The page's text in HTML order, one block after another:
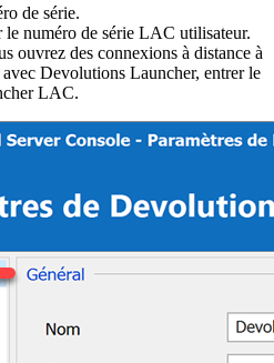
de série.
le numéro de série LAC utilisateur.
ouvrez des connexions à distance à
Devolutions Launcher, entrer le
LAC.